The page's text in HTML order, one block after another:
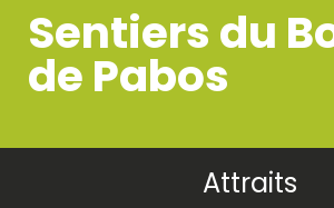
Sentiers du
de Pabos
Attraits